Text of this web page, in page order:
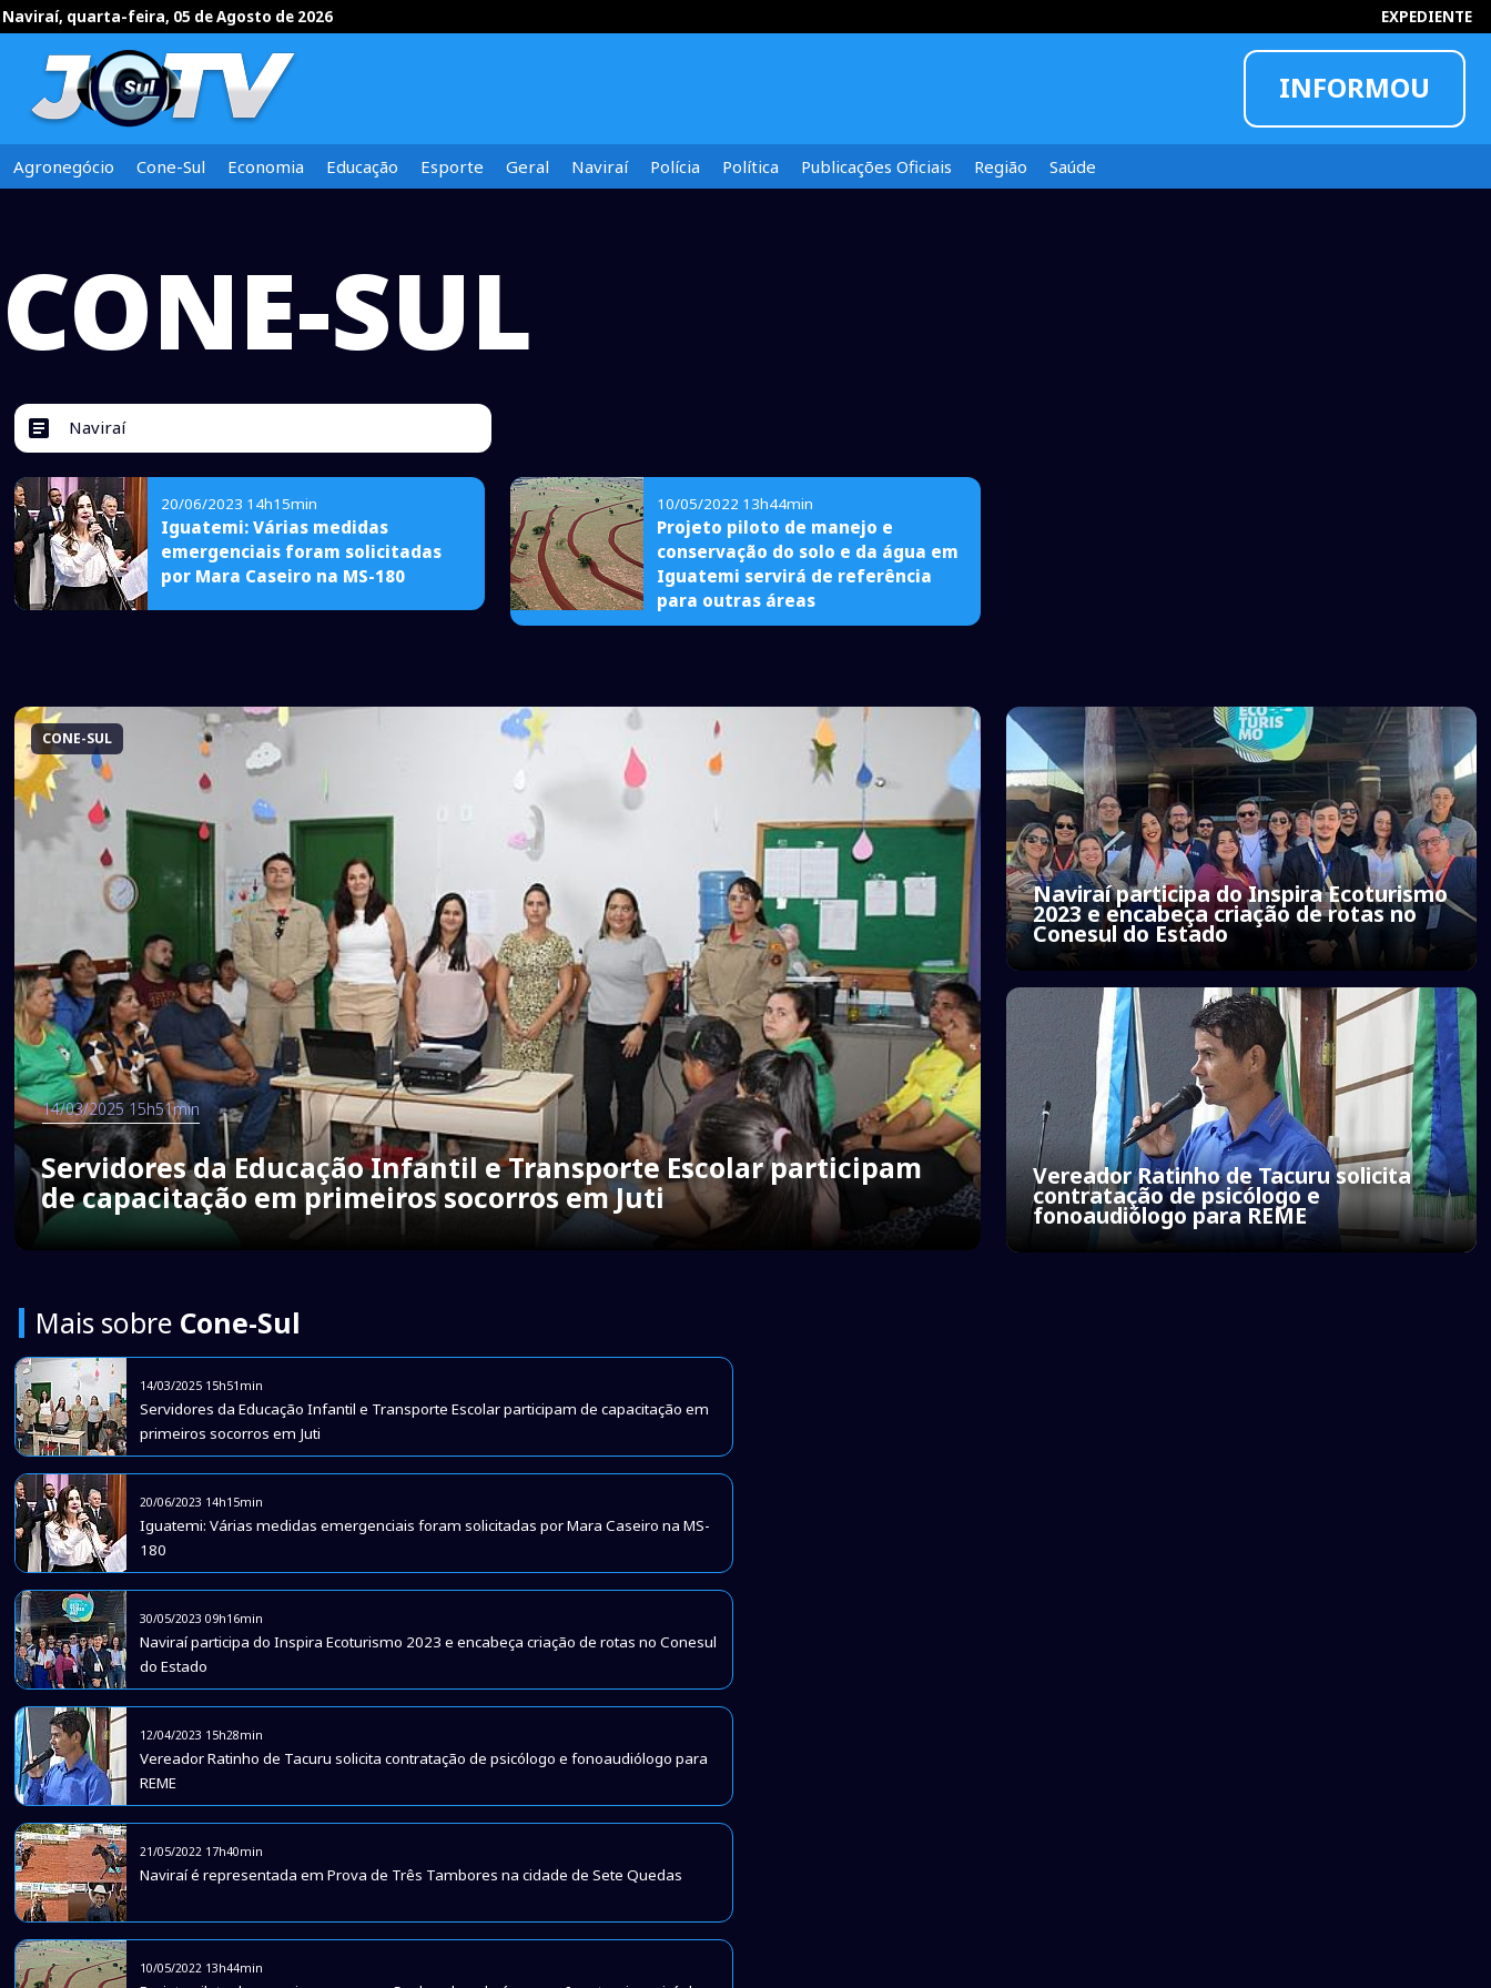
Naviraí, quarta-feira, 05 de Agosto de 2026 EXPEDIENTE
INFORMOU
Agronegócio Cone-Sul Economia Educação Esporte Geral Naviraí Polícia Política Publicações Oficiais Região Saúde
CONE-SUL
article Naviraí
20/06/2023 14h15min
Iguatemi: Várias medidas
emergenciais foram solicitadas
por Mara Caseiro na MS-180
10/05/2022 13h44min
Projeto piloto de manejo e
conservação do solo e da água em
Iguatemi servirá de referência
para outras áreas
CONE-SUL
14/03/2025 15h51min
Servidores da Educação Infantil e Transporte Escolar participam
de capacitação em primeiros socorros em Juti
Naviraí participa do Inspira Ecoturismo
2023 e encabeça criação de rotas no
Conesul do Estado
Vereador Ratinho de Tacuru solicita
contratação de psicólogo e
fonoaudiólogo para REME
Mais sobre Cone-Sul
14/03/2025 15h51min
Servidores da Educação Infantil e Transporte Escolar participam de capacitação em
primeiros socorros em Juti
20/06/2023 14h15min
Iguatemi: Várias medidas emergenciais foram solicitadas por Mara Caseiro na MS-
180
30/05/2023 09h16min
Naviraí participa do Inspira Ecoturismo 2023 e encabeça criação de rotas no Conesul
do Estado
12/04/2023 15h28min
Vereador Ratinho de Tacuru solicita contratação de psicólogo e fonoaudiólogo para
REME
21/05/2022 17h40min
Naviraí é representada em Prova de Três Tambores na cidade de Sete Quedas
10/05/2022 13h44min